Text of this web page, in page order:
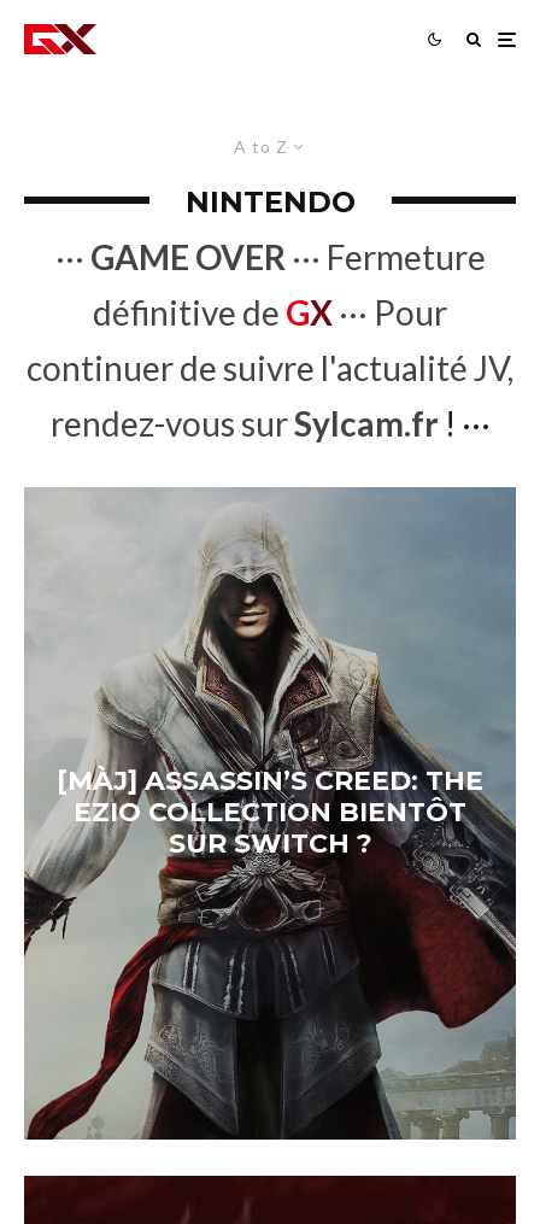
A to Z
NINTENDO
··· GAME OVER ··· Fermeture
définitive de GX ··· Pour
continuer de suivre l'actualité JV,
rendez-vous surSylcam.fr! ···
[MÀJ] ASSASSIN’S CREED: THE
EZIO COLLECTION BIENTÔT
SUR SWITCH ?